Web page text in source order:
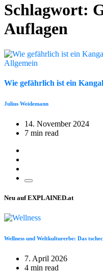
Schlagwort:
Auflagen
Allgemein
Wie gefährlich ist ein
Julius Weidemann
14. November 2024
7 min read
Neu auf EXPLAINED.at
Wellness und Weltkulturerbe: Das
7. April 2026
4 min read